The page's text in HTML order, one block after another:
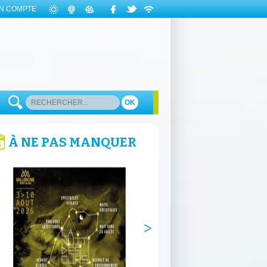
COMPTE
OK
À NE PAS MANQUER